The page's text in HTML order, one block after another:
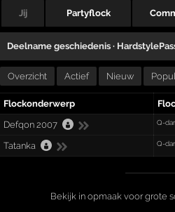
Jij Partyflock
Deelname geschiedenis ·
Overzicht Actief Nieuw
Flockonderwerp
Defqon 2007
Q-
Tatanka Q-
Bekijk in opmaak voor grote